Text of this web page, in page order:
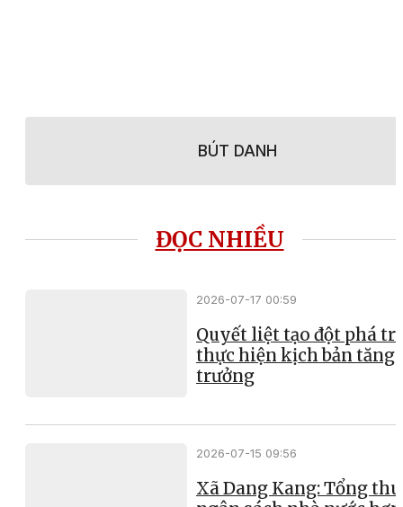
BÚT DANH
ĐỌC NHIỀU
2026-07-17 00:59
Quyết liệt tạo đột phá
thực hiện kịch bản tăng
trưởng
2026-07-15 09:56
Xã Dang Kang: Tổng thu